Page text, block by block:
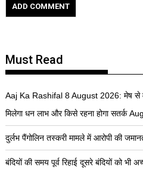
Must Read
Aaj Ka Rashifal 8 August 2026: मेष से
मिलेगा धन लाभ और किसे रहना होगा सतर्क
दुर्लभ पैंगोलिन तस्करी मामले में आरोपी की
बंदियों की समय पूर्व रिहाई दूसरे बंदियों को भी